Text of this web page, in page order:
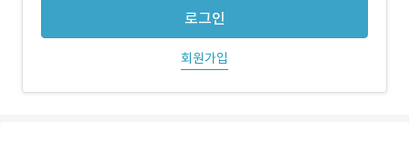
로그인
회원가입